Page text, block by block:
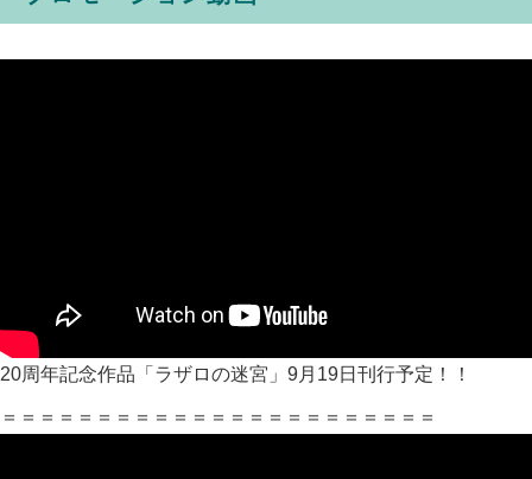
20周年記念作品「ラザロの迷宮」9月19日刊行予定！！
＝＝＝＝＝＝＝＝＝＝＝＝＝＝＝＝＝＝＝＝＝＝＝